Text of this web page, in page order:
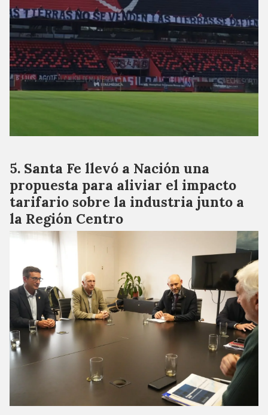
Santa Fe llevó a Nación una
propuesta para aliviar el impacto
tarifario sobre la industria junto a
la Región Centro